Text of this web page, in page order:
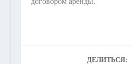
ДЕЛИТЬСЯ: